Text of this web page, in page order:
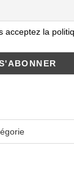
acceptez la